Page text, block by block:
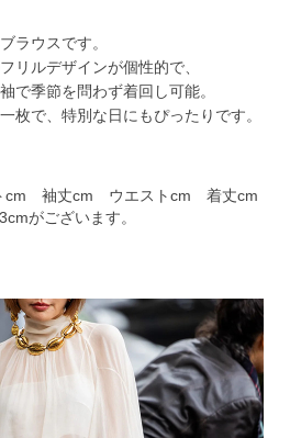
ラウスです。
リルデザインが個性的で、
で季節を問わず着回し可能。
枚で、特別な日にもぴったりです。
cm 袖丈cm ウエストcm 着丈cm
がございます。